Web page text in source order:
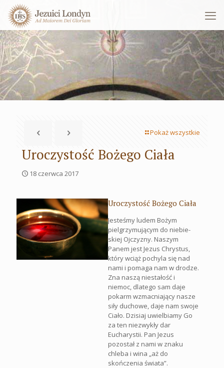
Pokaż wszystkie
Uroczystość Bożego Ciała
18 czerwca 2017
Uroczystość Bożego Ciała
Jesteśmy ludem Bożym
pielgrzymującym do niebie-
skiej Ojczyzny. Naszym
Panem jest Jezus Chrystus,
który wciąż pochyla się nad
nami i pomaga nam w drodze.
Zna naszą niestałość i
niemoc, dlatego sam daje
pokarm wzmacniający nasze
siły duchowe, daje nam swoje
Ciało. Dzisiaj uwielbiamy Go
za ten niezwykły dar
Eucharystii. Pan Jezus
pozostał z nami w znaku
chleba i wina „aż do
skończenia świata”.